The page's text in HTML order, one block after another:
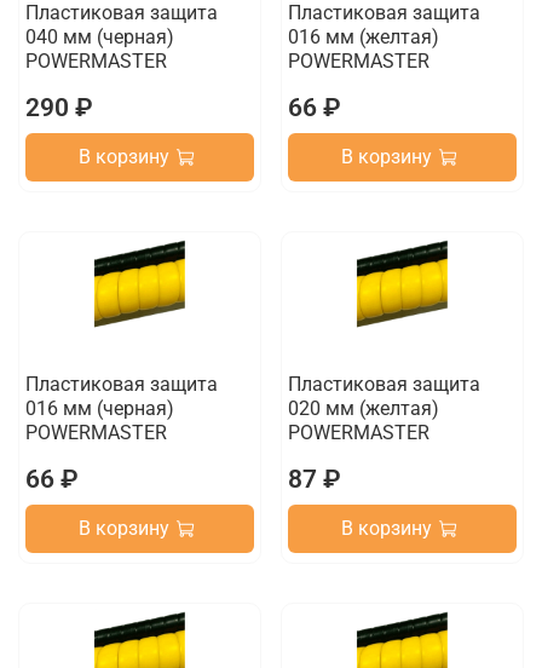
Пластиковая защита
040 мм (черная)
POWERMASTER
290 ₽
В корзину
Пластиковая защита
016 мм (желтая)
POWERMASTER
66 ₽
В корзину
Пластиковая защита
016 мм (черная)
POWERMASTER
66 ₽
В корзину
Пластиковая защита
020 мм (желтая)
POWERMASTER
87 ₽
В корзину